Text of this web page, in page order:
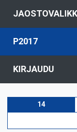
P2017
KIRJAUDU
14